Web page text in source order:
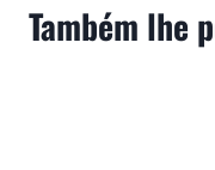
Também lhe